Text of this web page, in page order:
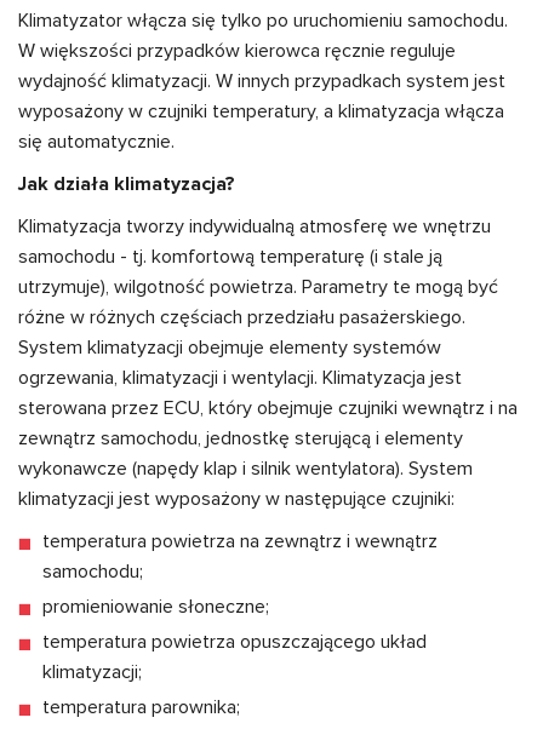
Klimatyzator włącza się tylko po uruchomieniu samochodu.
W większości przypadków kierowca ręcznie reguluje
wydajność klimatyzacji. W innych przypadkach system jest
wyposażony w czujniki temperatury, a klimatyzacja włącza
się automatycznie.
Jak działa klimatyzacja?
Klimatyzacja tworzy indywidualną atmosferę we wnętrzu
samochodu - tj. komfortową temperaturę (i stale ją
utrzymuje), wilgotność powietrza. Parametry te mogą być
różne w różnych częściach przedziału pasażerskiego.
System klimatyzacji obejmuje elementy systemów
ogrzewania, klimatyzacji i wentylacji. Klimatyzacja jest
sterowana przez ECU, który obejmuje czujniki wewnątrz i na
zewnątrz samochodu, jednostkę sterującą i elementy
wykonawcze (napędy klap i silnik wentylatora). System
klimatyzacji jest wyposażony w następujące czujniki:
temperatura powietrza na zewnątrz i wewnątrz
samochodu;
promieniowanie słoneczne;
temperatura powietrza opuszczającego układ
klimatyzacji;
temperatura parownika;